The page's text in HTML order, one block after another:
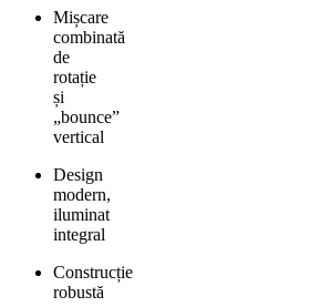
Mișcare
combinată
de
rotație
și
„bounce”
vertical
Design
modern,
iluminat
integral
Construcție
robustă